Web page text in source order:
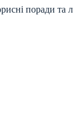
поради та